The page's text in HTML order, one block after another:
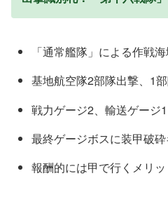
「通常艦隊」による作戦
基地航空隊2部隊出撃、1
戦力ゲージ2、輸送ゲージ
最終ゲージボスに装甲破
報酬的には甲で行くメリ